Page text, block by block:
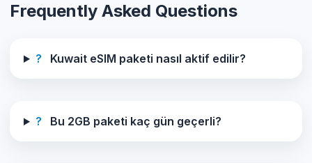
Frequently Asked Questions
? Kuwait eSIM paketi nasıl aktif edilir?
? Bu 2GB paketi kaç gün geçerli?